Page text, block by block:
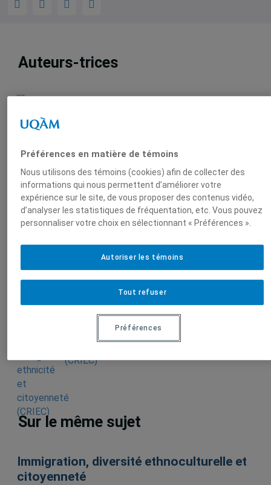
Auteurs-trices
Département de
sociologie
Produit par
recherche en
immigration,
(CRIEC)
Sur le même sujet
Immigration, diversité ethnoculturelle et
citoyenneté
Préférences en matière de témoins
Nous utilisons des témoins (cookies) afin de collecter des
informations qui nous permettent d’améliorer votre
expérience sur le site, de vous proposer des contenus vidéo,
d’analyser les statistiques de fréquentation, etc. Vous pouvez
personnaliser votre choix en sélectionnant « Préférences ».
Tout refuser
Autoriser les témoins
Préférences